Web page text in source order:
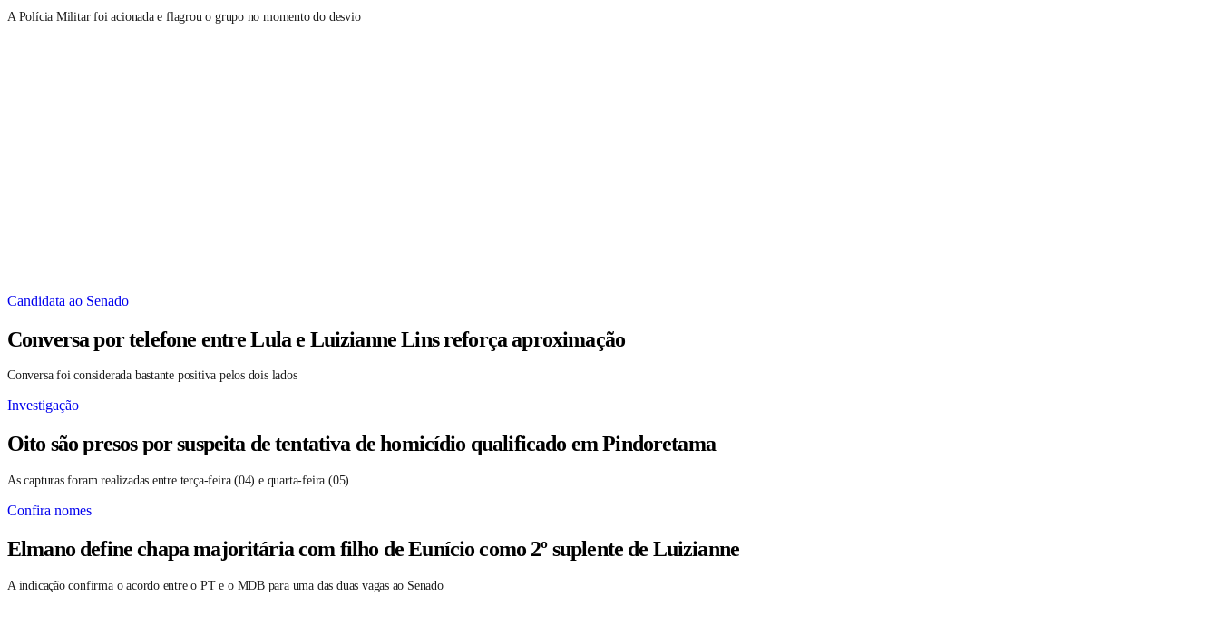
A Polícia Militar foi acionada e flagrou o grupo no momento do desvio
Candidata ao Senado
Conversa por telefone entre Lula e Luizianne Lins reforça aproximação
Conversa foi considerada bastante positiva pelos dois lados
Investigação
Oito são presos por suspeita de tentativa de homicídio qualificado em Pindoretama
As capturas foram realizadas entre terça-feira (04) e quarta-feira (05)
Confira nomes
Elmano define chapa majoritária com filho de Eunício como 2º suplente de Luizianne
A indicação confirma o acordo entre o PT e o MDB para uma das duas vagas ao Senado